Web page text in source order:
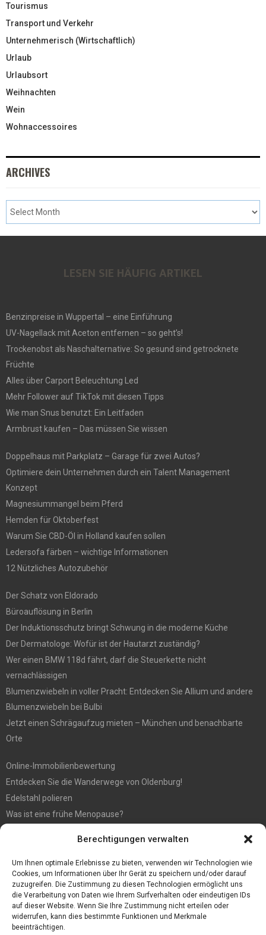
Berechtigungen verwalten
Um Ihnen optimale Erlebnisse zu bieten, verwenden wir Technologien wie
Cookies, um Informationen über Ihr Gerät zu speichern und/oder darauf
zuzugreifen. Die Zustimmung zu diesen Technologien ermöglicht uns
die Verarbeitung von Daten wie Ihrem Surfverhalten oder eindeutigen IDs
auf dieser Website. Wenn Sie Ihre Zustimmung nicht erteilen oder
widerrufen, kann dies bestimmte Funktionen und Merkmale
beeinträchtigen.
Tourismus
Transport und Verkehr
Unternehmerisch (Wirtschaftlich)
Urlaub
Urlaubsort
Weihnachten
Wein
Wohnaccessoires
ARCHIVES
LESEN SIE HÄUFIG ARTIKEL
Benzinpreise in Wuppertal – eine Einführung
UV-Nagellack mit Aceton entfernen – so geht’s!
Trockenobst als Naschalternative: So gesund sind getrocknete
Früchte
Alles über Carport Beleuchtung Led
Mehr Follower auf TikTok mit diesen Tipps
Wie man Snus benutzt: Ein Leitfaden
Armbrust kaufen – Das müssen Sie wissen
Doppelhaus mit Parkplatz – Garage für zwei Autos?
Optimiere dein Unternehmen durch ein Talent Management
Konzept
Magnesiummangel beim Pferd
Hemden für Oktoberfest
Warum Sie CBD-Öl in Holland kaufen sollen
Ledersofa färben – wichtige Informationen
12 Nützliches Autozubehör
Der Schatz von Eldorado
Büroauflösung in Berlin
Der Induktionsschutz bringt Schwung in die moderne Küche
Der Dermatologe: Wofür ist der Hautarzt zuständig?
Wer einen BMW 118d fährt, darf die Steuerkette nicht
vernachlässigen
Blumenzwiebeln in voller Pracht: Entdecken Sie Allium und andere
Blumenzwiebeln bei Bulbi
Jetzt einen Schrägaufzug mieten – München und benachbarte
Orte
Online-Immobilienbewertung
Entdecken Sie die Wanderwege von Oldenburg!
Edelstahl polieren
Was ist eine frühe Menopause?
Tipps für günstige Parkplätze am Flughafen Köln
5 Dinge, die Sie tun müssen, wenn Sie nach Ibiza reisen